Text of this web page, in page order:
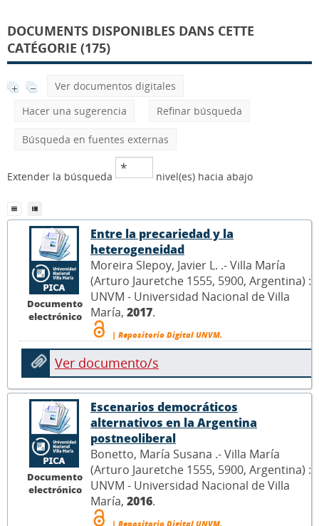
DOCUMENTS DISPONIBLES DANS CETTE
CATÉGORIE (175)
Ver documentos digitales
Hacer una sugerencia
Refinar búsqueda
Búsqueda en fuentes externas
Extender la búsqueda nivel(es) hacia abajo
Documento
electrónico
Entre la precariedad y la
heterogeneidad
Moreira Slepoy, Javier L. .- Villa María
(Arturo Jauretche 1555, 5900, Argentina) :
UNVM - Universidad Nacional de Villa
María, 2017.
| Repositorio Digital UNVM.
Ver documento/s
Documento
electrónico
Escenarios democráticos
alternativos en la Argentina
postneoliberal
Bonetto, María Susana .- Villa María
(Arturo Jauretche 1555, 5900, Argentina) :
UNVM - Universidad Nacional de Villa
María, 2016.
| Repositorio Digital UNVM.